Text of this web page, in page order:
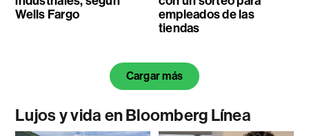
Wells Fargo
empleados de las
tiendas
Cargar más
Lujos y vida en Bloomberg Línea